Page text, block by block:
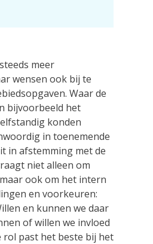
meer
wensen ook bij te
Waar de
bijvoorbeeld het
konden
in toenemende
in afstemming met de
niet alleen om
ook om het intern
en voorkeuren:
en kunnen we daar
of willen we invloed
rol past het beste bij het